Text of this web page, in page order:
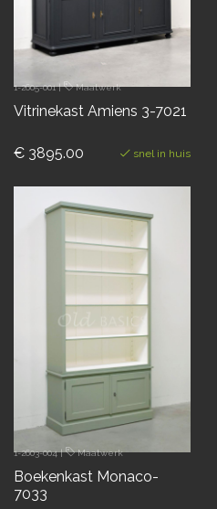
1-2605-001| Maatwerk
Vitrinekast Amiens 3-7021
€ 3895.00 snel in huis
1-2603-004| Maatwerk
Boekenkast Monaco-
7033